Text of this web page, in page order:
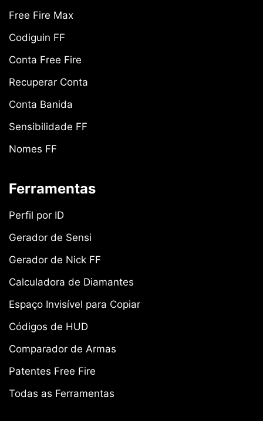
Free Fire Max
Codiguin FF
Conta Free Fire
Recuperar Conta
Conta Banida
Sensibilidade FF
Nomes FF
Ferramentas
Perfil por ID
Gerador de Sensi
Gerador de Nick FF
Calculadora de Diamantes
Espaço Invisível para Copiar
Códigos de HUD
Comparador de Armas
Patentes Free Fire
Todas as Ferramentas